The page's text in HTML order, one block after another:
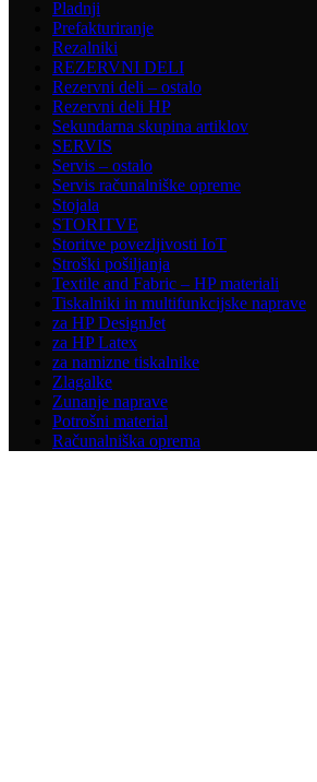
Pladnji
Prefakturiranje
Rezalniki
REZERVNI DELI
Rezervni deli – ostalo
Rezervni deli HP
Sekundarna skupina artiklov
SERVIS
Servis – ostalo
Servis računalniške opreme
Stojala
STORITVE
Storitve povezljivosti IoT
Stroški pošiljanja
Textile and Fabric – HP materiali
Tiskalniki in multifunkcijske naprave
za HP DesignJet
za HP Latex
za namizne tiskalnike
Zlagalke
Zunanje naprave
Potrošni material
Računalniška oprema